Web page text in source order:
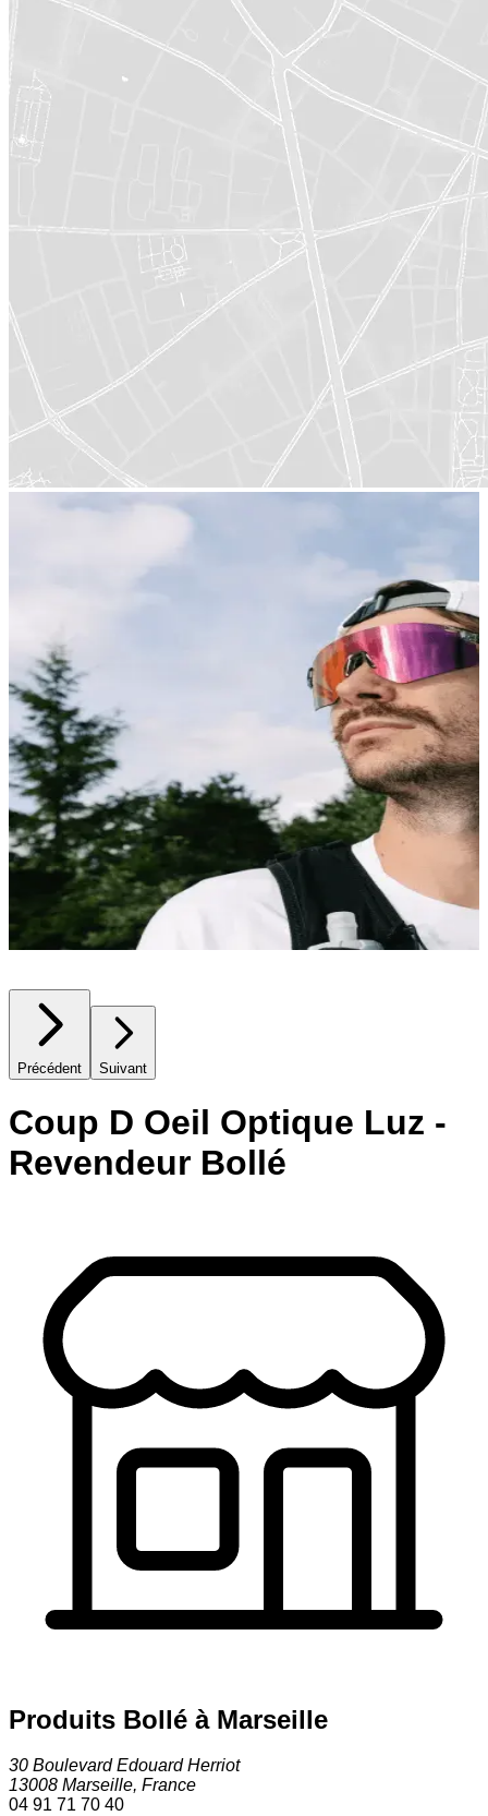
Précédent Suivant
Coup D Oeil Optique Luz -
Revendeur Bollé
Produits Bollé à Marseille
30 Boulevard Edouard Herriot
13008 Marseille, France
04 91 71 70 40